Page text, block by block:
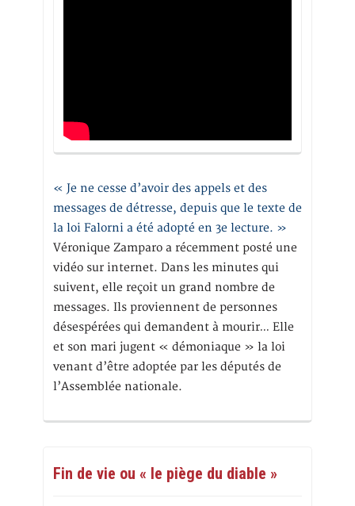
« Je ne cesse d’avoir des appels et des
messages de détresse, depuis que le texte de
la loi Falorni a été adopté en 3e lecture. »
Véronique Zamparo a récemment posté une
vidéo sur internet. Dans les minutes qui
suivent, elle reçoit un grand nombre de
messages. Ils proviennent de personnes
désespérées qui demandent à mourir… Elle
et son mari jugent « démoniaque » la loi
venant d’être adoptée par les députés de
l’Assemblée nationale.
Fin de vie ou « le piège du diable »